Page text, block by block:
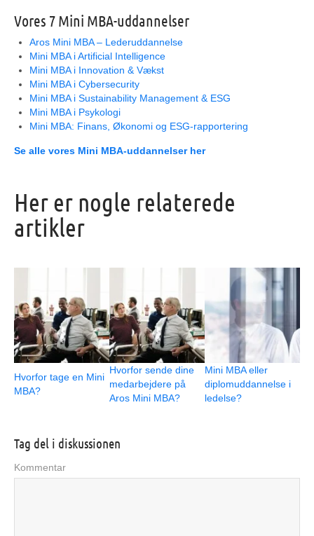
Vores 7 Mini MBA-uddannelser
Aros Mini MBA – Lederuddannelse
Mini MBA i Artificial Intelligence
Mini MBA i Innovation & Vækst
Mini MBA i Cybersecurity
Mini MBA i Sustainability Management & ESG
Mini MBA i Psykologi
Mini MBA: Finans, Økonomi og ESG-rapportering
Se alle vores Mini MBA-uddannelser her
Her er nogle relaterede
artikler
Hvorfor tage en Mini
MBA?
Hvorfor sende dine
medarbejdere på
Aros Mini MBA?
Mini MBA eller
diplomuddannelse i
ledelse?
Tag del i diskussionen
Kommentar